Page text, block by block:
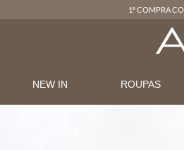
FRETE GRÁTIS
NEW IN ROUPAS